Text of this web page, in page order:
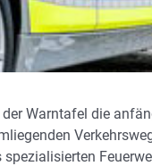
Warntafel die
spezialisierten